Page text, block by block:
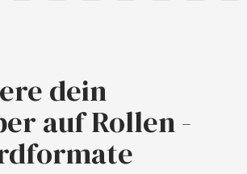
dein
auf Rollen -